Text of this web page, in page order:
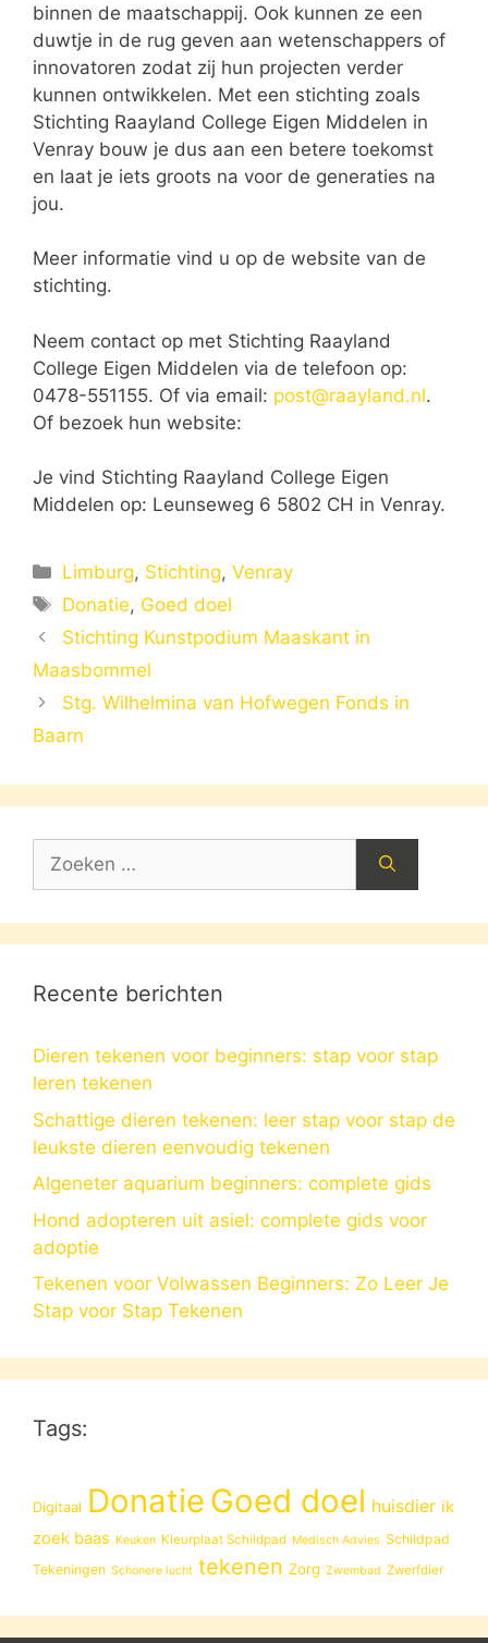
binnen de maatschappij. Ook kunnen ze een
duwtje in de rug geven aan wetenschappers of
innovatoren zodat zij hun projecten verder
kunnen ontwikkelen. Met een stichting zoals
Stichting Raayland College Eigen Middelen in
Venray bouw je dus aan een betere toekomst
en laat je iets groots na voor de generaties na
jou.
Meer informatie vind u op de website van de
stichting.
Neem contact op met Stichting Raayland
College Eigen Middelen via de telefoon op:
0478-551155. Of via email: post@raayland.nl.
Of bezoek hun website:
Je vind Stichting Raayland College Eigen
Middelen op: Leunseweg 6 5802 CH in Venray.
Categorieën
Limburg, Stichting,Venray
Tags
Donatie, Goed doel
Stichting Kunstpodium Maaskant in
Maasbommel
Stg. Wilhelmina van Hofwegen Fonds in
Baarn
Zoek
Recente berichten
Dieren tekenen voor beginners: stap voor stap
leren tekenen
Schattige dieren tekenen: leer stap voor stap de
leukste dieren eenvoudig tekenen
Algeneter aquarium beginners: complete gids
Hond adopteren uit asiel: complete gids voor
adoptie
Tekenen voor Volwassen Beginners: Zo Leer Je
Stap voor Stap Tekenen
Tags:
Digitaal Donatie Goed doel huisdier ik
zoek baas Keuken Kleurplaat Schildpad Medisch Advies Schildpad
Tekeningen Schonere lucht tekenen Zorg Zwembad Zwerfdier